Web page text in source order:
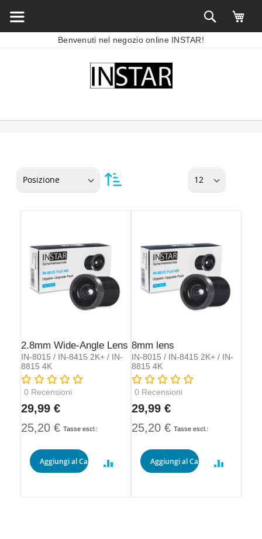
Benvenuti nel negozio online INSTAR!
2.8mm Wide-Angle Lens
IN-8015 / IN-8415 2K+ / IN-
8815 4K
Rating:
0 Recensioni
29,99 €
25,20 €
Aggiungi al Carrello
8mm lens
IN-8015 / IN-8415 2K+ / IN-
8815 4K
Rating:
0 Recensioni
29,99 €
25,20 €
Aggiungi al Carrello